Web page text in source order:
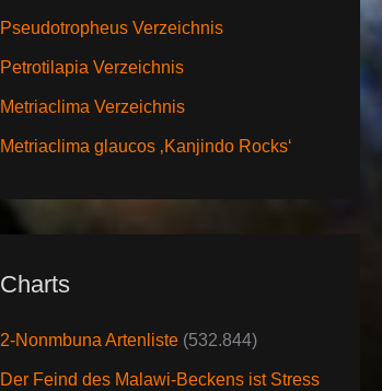
Pseudotropheus Verzeichnis
Petrotilapia Verzeichnis
Metriaclima Verzeichnis
Metriaclima glaucos ‚Kanjindo Rocks‘
Charts
2-Nonmbuna Artenliste (532.844)
Der Feind des Malawi-Beckens ist Stress